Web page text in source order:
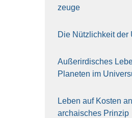
zeu­ge
Die Nütz­lich­keit der
Außer­ir­di­sches
Pla­ne­ten im
Leben auf Kos­ten
archai­sches Prin­zip